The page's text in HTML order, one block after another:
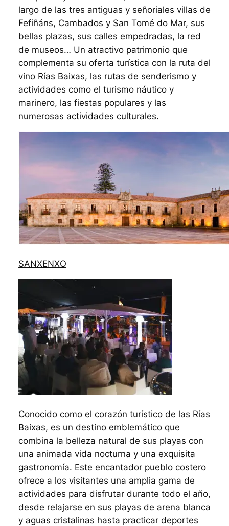
largo de las tres antiguas y señoriales villas de
Fefiñáns, Cambados y San Tomé do Mar, sus
bellas plazas, sus calles empedradas, la red
de museos… Un atractivo patrimonio que
complementa su oferta turística con la ruta del
vino Rías Baixas, las rutas de senderismo y
actividades como el turismo náutico y
marinero, las fiestas populares y las
numerosas actividades culturales.
SANXENXO
Conocido como el corazón turístico de las Rías
Baixas, es un destino emblemático que
combina la belleza natural de sus playas con
una animada vida nocturna y una exquisita
gastronomía. Este encantador pueblo costero
ofrece a los visitantes una amplia gama de
actividades para disfrutar durante todo el año,
desde relajarse en sus playas de arena blanca
y aguas cristalinas hasta practicar deportes